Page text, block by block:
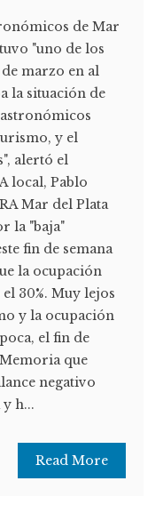
de Mar
"uno de los
marzo en al
la situación de
y el
alertó el
local, Pablo
Mar del Plata
la "baja"
fin de semana
la ocupación
30%. Muy lejos
y la ocupación
el fin de
que
negativo
h...
Read More